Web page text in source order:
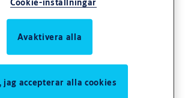
Cookie-inställningar
Avaktivera alla
jag accepterar alla cookies